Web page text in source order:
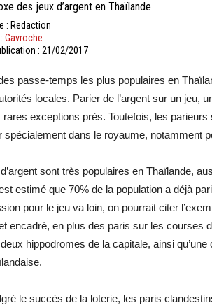
des jeux d’argent en Thaïlande
: Redaction
Gavroche
: 21/02/2017
passe-temps les plus populaires en
locales. Parier de l’argent sur un jeu,
rares exceptions près. Toutefois, les
spécialement dans le royaume, notamment
sont très populaires en Thaïlande,
estimé que 70% de la population a déjà
pour le jeu va loin, on pourrait citer
encadré, en plus des paris sur les courses
hippodromes de la capitale, ainsi
le succès de la loterie, les paris